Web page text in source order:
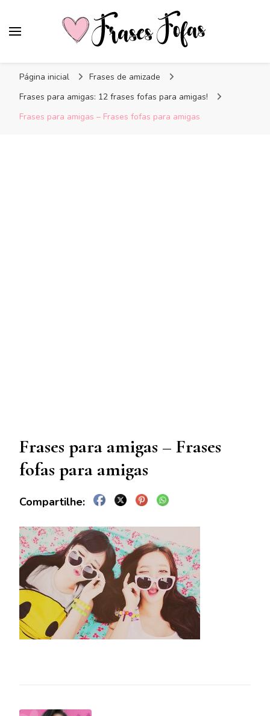
Página inicial
Frases de amizade
Frases para amigas: 12 frases fofas para amigas!
Frases para amigas – Frases fofas para amigas
Frases para amigas – Frases
fofas para amigas